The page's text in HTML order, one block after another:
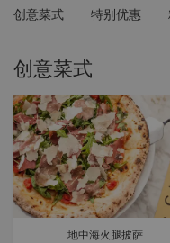
创意菜式 特别优惠
创意菜式
地中海火腿披萨